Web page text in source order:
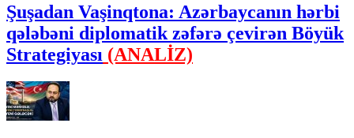
Şuşadan Vaşinqtona: Azərbaycanın hərbi
qələbəni diplomatik zəfərə çevirən Böyük
Strategiyası (ANALİZ)